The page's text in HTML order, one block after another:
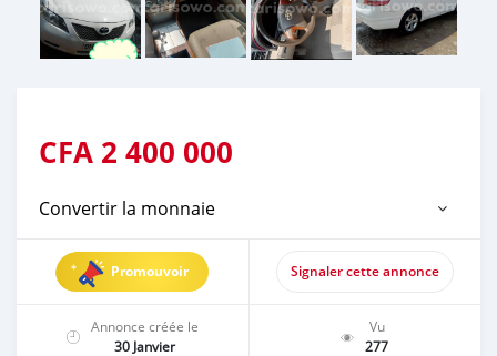
CFA 2 400 000
Convertir la monnaie
Promouvoir Signaler cette annonce
Annonce créée le
30 Janvier
Vu
277